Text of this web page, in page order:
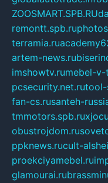
ZOOSMART.SPB.RU
remontt.spb.ru
terramia.ru
artem-news.ru
imshowtv.rumebel-v-
pcsecurity.net.rutool-
fan-cs.rusanteh-
tmmotors.spb.ru
obustrojdom.ru
ppknews.rucult-
proekciyamebel.ru
glamourai.ru